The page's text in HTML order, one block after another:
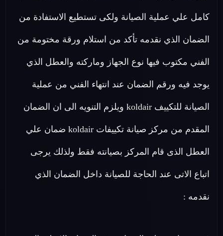
كامل علي عملية الصيانة ولكى تستطيع الاستفادة من
الضمان الذي نقدمه تأكد من استلام ورقة مختومة من
الفني مكتوب فيها نوع الجهاز وماركته والعطل الذي
يوجد فيه ورقم الضمان عند انتهاء الفني من عملية
الصيانة للتكييف koldair ويلزم التنويه الى ان الضمان
المقدم من مركز صيانة تكييفات koldair ضمان علي
العطل الذى قام المركز بصيانته فقط ولذلك يرجى
اتباع الاتى عند الحاجة للصيانة داخل الضمان الذي
نقدمه :